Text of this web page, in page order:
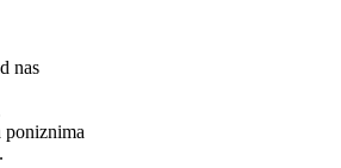
nas
poniznima